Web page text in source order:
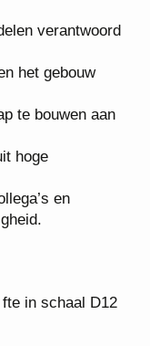
het gebouw
te bouwen aan
hoge
en
in schaal D12